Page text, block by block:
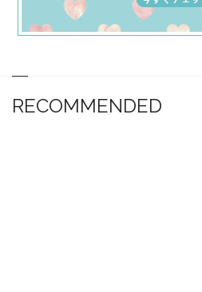
RECOMMENDED